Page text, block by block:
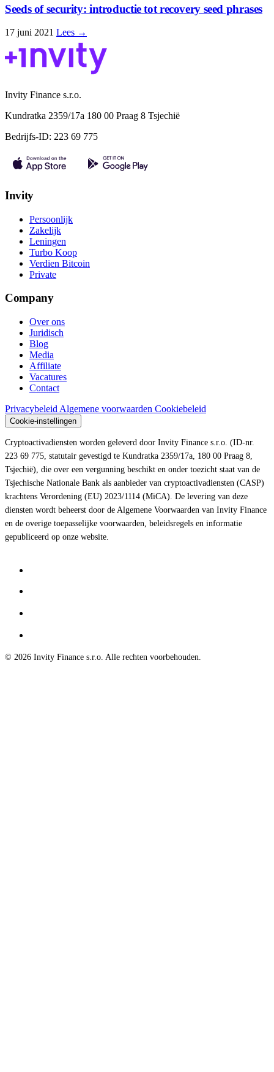
Seeds of security: introductie tot recovery seed phrases
17 juni 2021 Lees →
Invity Finance s.r.o.
Kundratka 2359/17a 180 00 Praag 8 Tsjechië
Bedrijfs-ID: 223 69 775
Invity
Persoonlijk
Zakelijk
Leningen
Turbo Koop
Verdien Bitcoin
Private
Company
Over ons
Juridisch
Blog
Media
Affiliate
Vacatures
Contact
Privacybeleid Algemene voorwaarden Cookiebeleid
Cookie-instellingen
Cryptoactivadiensten worden geleverd door Invity Finance s.r.o. (ID-nr.
223 69 775, statutair gevestigd te Kundratka 2359/17a, 180 00 Praag 8,
Tsjechië), die over een vergunning beschikt en onder toezicht staat van de
Tsjechische Nationale Bank als aanbieder van cryptoactivadiensten (CASP)
krachtens Verordening (EU) 2023/1114 (MiCA). De levering van deze
diensten wordt beheerst door de Algemene Voorwaarden van Invity Finance
en de overige toepasselijke voorwaarden, beleidsregels en informatie
gepubliceerd op onze website.
© 2026 Invity Finance s.r.o. Alle rechten voorbehouden.